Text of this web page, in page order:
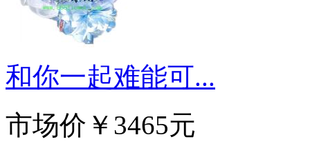
和你一起难能可...
市场价 ￥3465元